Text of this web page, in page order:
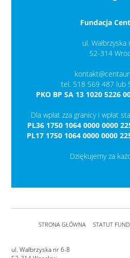
Fundacja
ul.
52-314
tel. 518 569 487 lub
PKO BP SA 13 1020 5226
Dla wpłat zza granicy i wpłat
PL36 1750 1064 0000 0000
PL17 1750 1064 0000 0000
Dziękujemy za
ul. Wałbrzyska nr 6-8
STRONA GŁÓWNA STATUT